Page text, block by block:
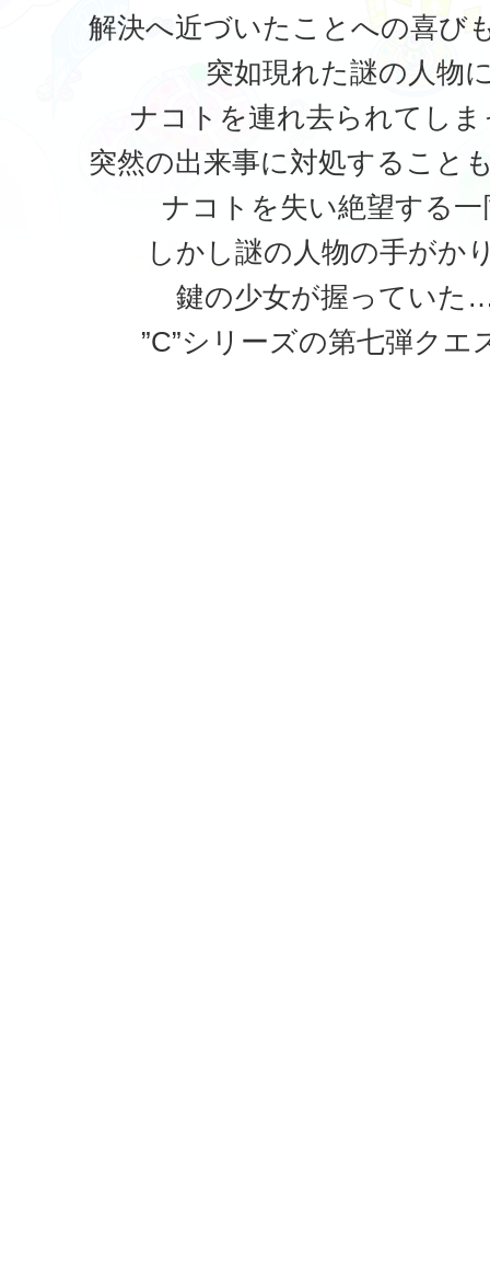
解決へ近づいたことへの喜び
突如現れた謎の人物
ナコトを連れ去られてしま
突然の出来事に対処すること
ナコトを失い絶望する一
しかし謎の人物の手がか
鍵の少女が握っていた
”C”シリーズの第七弾クエ